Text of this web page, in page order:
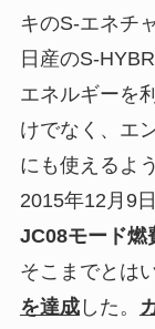
キのS-エネチ
日産のS-
エネルギーを
けでなく、エ
にも使えるよ
2015年12月9
JC08モード燃
そこまでとは
を達成した。